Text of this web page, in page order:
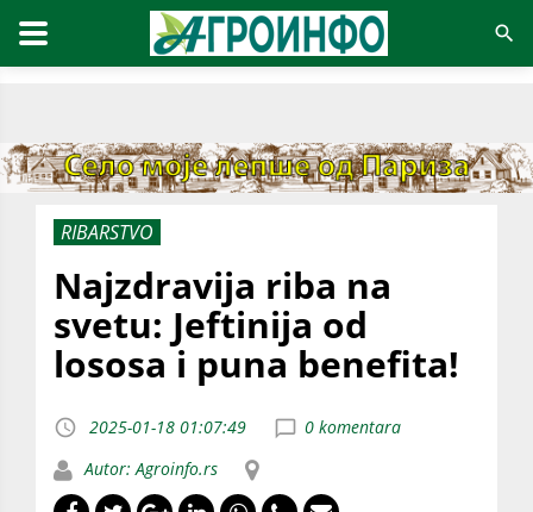
RIBARSTVO
Najzdravija riba na
svetu: Jeftinija od
lososa i puna benefita!
2025-01-18 01:07:49
0 komentara
Autor: Agroinfo.rs